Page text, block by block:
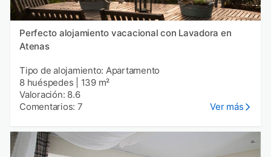
Perfecto alojamiento vacacional con Lavadora en
Atenas
Tipo de alojamiento: Apartamento
8 huéspedes
139 m²
Valoración: 8.6
Comentarios: 7
Ver más